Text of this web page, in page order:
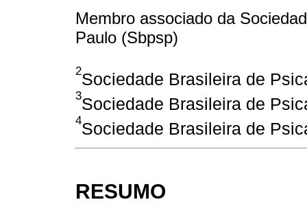
Membro associado da
Paulo (Sbpsp)
2Sociedade Brasileira de
3Sociedade Brasileira de
4Sociedade Brasileira de
RESUMO